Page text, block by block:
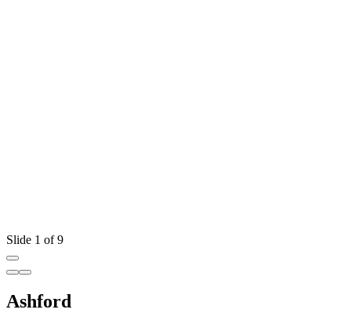
Slide 1 of 9
Ashford